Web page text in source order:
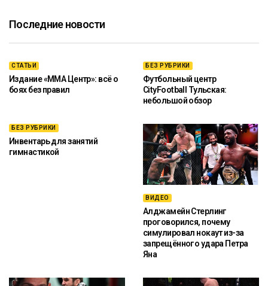
Последние новости
СТАТЬИ
Издание «ММА Центр»: всё о
боях без правил
БЕЗ РУБРИКИ
Футбольный центр
CityFootball Тульская:
небольшой обзор
БЕЗ РУБРИКИ
Инвентарь для занятий
гимнастикой
ВИДЕО
Алджамейн Стерлинг
проговорился, почему
симулировал нокаут из-за
запрещённого удара Петра
Яна